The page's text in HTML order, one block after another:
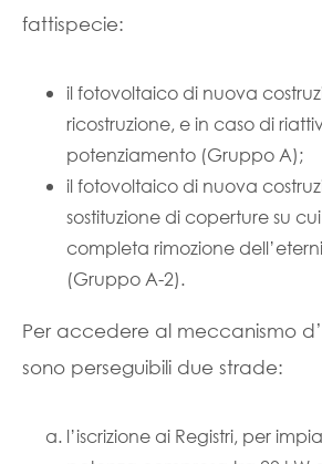
fattispecie:
il fotovoltaico di nuova
ricostruzione, e in caso di
potenziamento (Gruppo A);
il fotovoltaico di nuova
sostituzione di coperture su
completa rimozione
(Gruppo A-2).
Per accedere al meccanismo
sono perseguibili due strade:
l’iscrizione ai Registri, per